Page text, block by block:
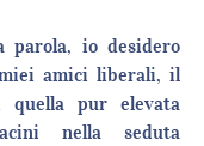
parola, io desidero
amici liberali, il
pur elevata
nella seduta